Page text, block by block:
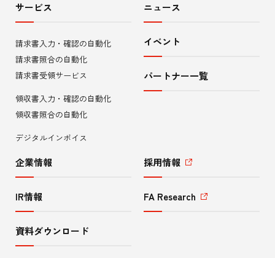
内
メ
ニ
ュ
ー
サービス
請求書入力・確認の自動化
請求書照合の自動化
請求書受領サービス
領収書入力・確認の自動化
領収書照合の自動化
デジタルインボイス
ニュース
イベント
パートナー一覧
企業情報
IR情報
資料ダウンロード
採用情報
FA Research